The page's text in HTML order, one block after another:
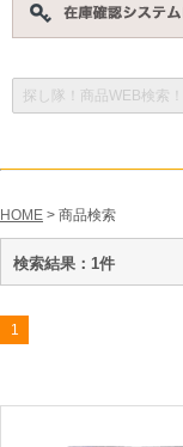
HOME > 商品検索
検索結果：1件
1